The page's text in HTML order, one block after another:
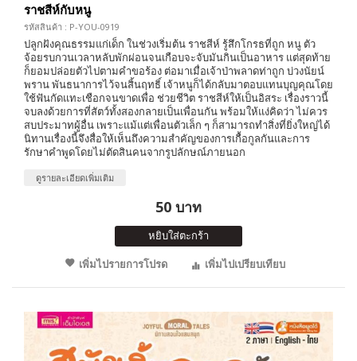
ราชสีห์กับหนู
รหัสสินค้า : P-YOU-0919
ปลูกฝังคุณธรรมแก่เด็ก ในช่วงเริ่มต้น ราชสีห์ รู้สึกโกรธที่ถูก หนู ตัว
จ้อยรบกวนเวลาหลับพักผ่อนจนเกือบจะจับมันกินเป็นอาหาร แต่สุดท้าย
ก็ยอมปล่อยตัวไปตามคำขอร้อง ต่อมาเมื่อเจ้าป่าพลาดท่าถูก บ่วงนัยน์
พราน พันธนาการไว้จนสิ้นฤทธิ์ เจ้าหนูก็ได้กลับมาตอบแทนบุญคุณโดย
ใช้ฟันกัดแทะเชือกจนขาดเพื่อ ช่วยชีวิต ราชสีห์ให้เป็นอิสระ เรื่องราวนี้
จบลงด้วยการที่สัตว์ทั้งสองกลายเป็นเพื่อนกัน พร้อมให้แง่คิดว่า ไม่ควร
สบประมาทผู้อื่น เพราะแม้แต่เพื่อนตัวเล็ก ๆ ก็สามารถทำสิ่งที่ยิ่งใหญ่ได้
นิทานเรื่องนี้จึงสื่อให้เห็นถึงความสำคัญของการเกื้อกูลกันและการ
รักษาคำพูดโดยไม่ตัดสินคนจากรูปลักษณ์ภายนอก
ดูรายละเอียดเพิ่มเติม
50 บาท
หยิบใส่ตะกร้า
เพิ่มไปรายการโปรด
เพิ่มไปเปรียบเทียบ